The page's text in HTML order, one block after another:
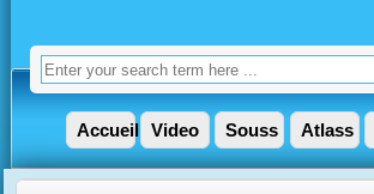
Accueil Video Souss Atlass